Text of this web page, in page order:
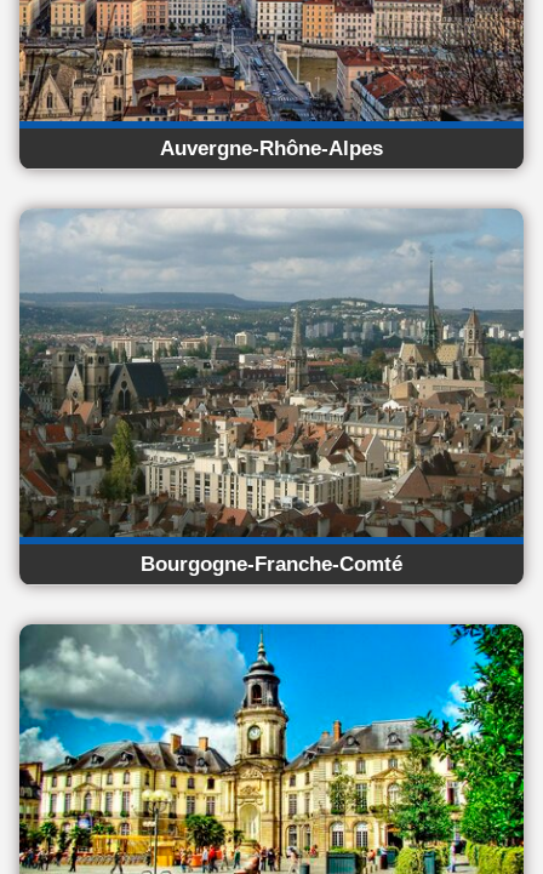
Auvergne-Rhône-Alpes
Bourgogne-Franche-Comté